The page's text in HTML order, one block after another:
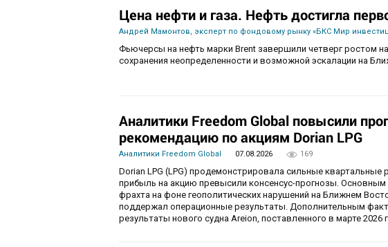
Цена нефти и газа. Нефть достигла
Андрей Мамонтов, эксперт по фондовому рынку «БКС Мир
Фьючерсы на нефть марки Brent завершили четверг ростом
сохранения неопределенности и возможной эскалации на
Аналитики Freedom Global повысили
рекомендацию по акциям Dorian LPG
Аналитики Freedom Global 07.08.2026 169
Dorian LPG (LPG) продемонстрировала сильные квартальные
прибыль на акцию превысили консенсус-прогнозы.
фрахта на фоне геополитических нарушений на Ближнем
поддержал операционные результаты. Дополнительным
результаты нового судна Areion, поставленного в марте 2026